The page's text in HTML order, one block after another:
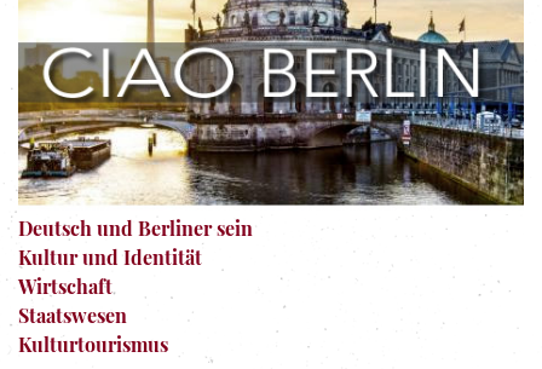
Deutsch und Berliner sein
Kultur und Identität
Wirtschaft
Staatswesen
Kulturtourismus